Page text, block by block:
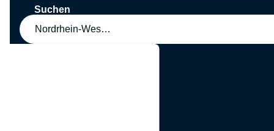
Suchen
Nordrhein-Westfalen